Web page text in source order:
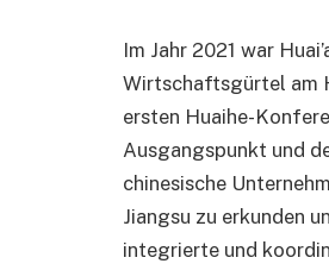
Im Jahr 2021 war
Wirtschaftsgürtel am
ersten Huaihe-
Ausgangspunkt und
chinesische
Jiangsu zu erkunden
integrierte und